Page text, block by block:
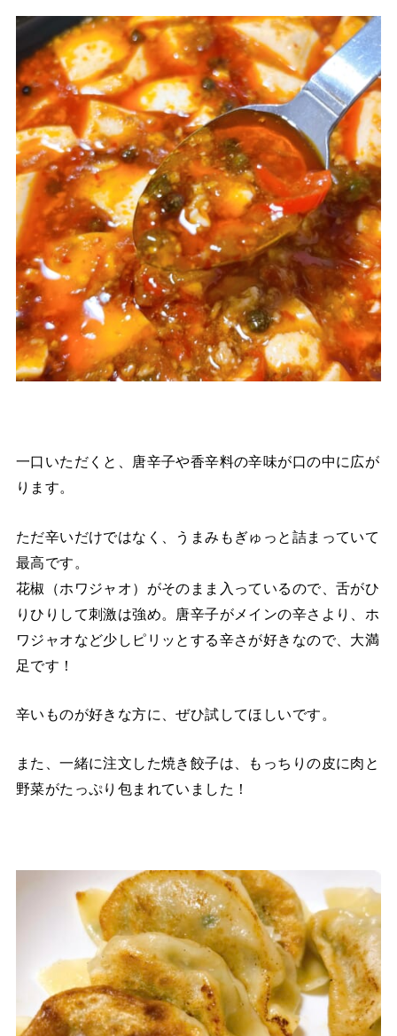
一口いただくと、唐辛子や香辛料の辛味が口の中に広が
ります。
ただ辛いだけではなく、うまみもぎゅっと詰まっていて
最高です。
花椒（ホワジャオ）がそのまま入っているので、舌がひ
りひりして刺激は強め。唐辛子がメインの辛さより、ホ
ワジャオなど少しピリッとする辛さが好きなので、大満
足です！
辛いものが好きな方に、ぜひ試してほしいです。
また、一緒に注文した焼き餃子は、もっちりの皮に肉と
野菜がたっぷり包まれていました！